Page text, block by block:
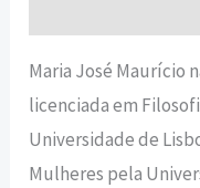
Maria José Maurício
licenciada em
Universidade de
Mulheres pela